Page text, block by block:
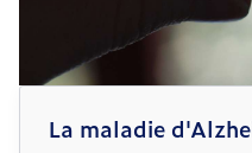
La maladie